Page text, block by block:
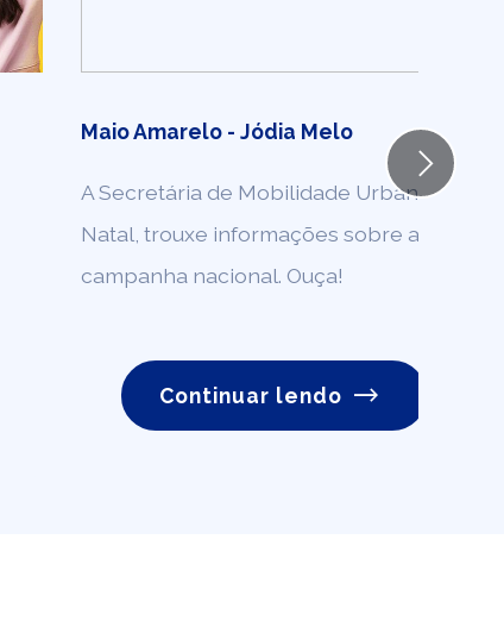
Maio Amarelo - Jódia Melo
A Secretária de Mobilidade Urbana, da
Natal, trouxe informações sobre as ações
campanha nacional. Ouça!
Continuar lendo
Next